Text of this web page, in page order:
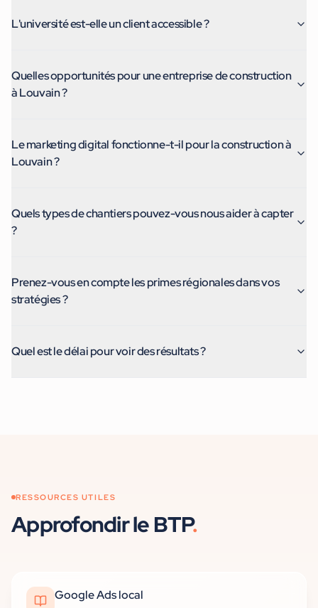
L'université est-elle un client accessible ?
Quelles opportunités pour une entreprise de construction
à Louvain ?
Le marketing digital fonctionne-t-il pour la construction à
Louvain ?
Quels types de chantiers pouvez-vous nous aider à capter
?
Prenez-vous en compte les primes régionales dans vos
stratégies ?
Quel est le délai pour voir des résultats ?
RESSOURCES UTILES
Approfondirle BTP.
Google Ads local